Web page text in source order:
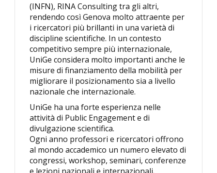
(INFN), RINA Consulting tra gli altri,
rendendo così Genova molto attraente per
i ricercatori più brillanti in una varietà di
discipline scientifiche. In un contesto
competitivo sempre più internazionale,
UniGe considera molto importanti anche le
misure di finanziamento della mobilità per
migliorare il posizionamento sia a livello
nazionale che internazionale.
UniGe ha una forte esperienza nelle
attività di Public Engagement e di
divulgazione scientifica.
Ogni anno professori e ricercatori offrono
al mondo accademico un numero elevato di
congressi, workshop, seminari, conferenze